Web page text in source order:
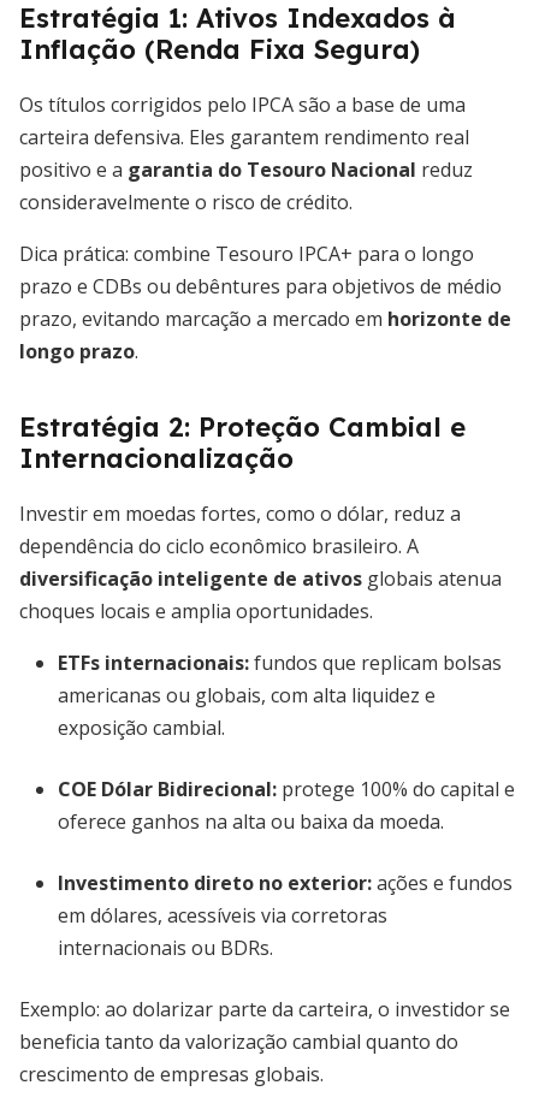
Estratégia 1: Ativos Indexados à
Inflação (Renda Fixa Segura)
Os títulos corrigidos pelo IPCA são a base de uma
carteira defensiva. Eles garantem rendimento real
positivo e a garantia do Tesouro Nacional reduz
consideravelmente o risco de crédito.
Dica prática: combine Tesouro IPCA+ para o longo
prazo e CDBs ou debêntures para objetivos de médio
prazo, evitando marcação a mercado em horizonte de
longo prazo.
Estratégia 2: Proteção Cambial e
Internacionalização
Investir em moedas fortes, como o dólar, reduz a
dependência do ciclo econômico brasileiro. A
diversificação inteligente de ativos globais atenua
choques locais e amplia oportunidades.
ETFs internacionais:fundos que replicam bolsas
americanas ou globais, com alta liquidez e
exposição cambial.
COE Dólar Bidirecional: protege 100% do capital e
oferece ganhos na alta ou baixa da moeda.
Investimento direto no exterior:ações e fundos
em dólares, acessíveis via corretoras
internacionais ou BDRs.
Exemplo: ao dolarizar parte da carteira, o investidor se
beneficia tanto da valorização cambial quanto do
crescimento de empresas globais.